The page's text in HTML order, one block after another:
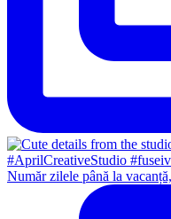
Număr zilele până la